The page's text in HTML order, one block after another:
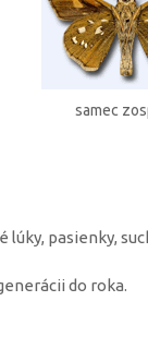
samec
lúky, pasienky,
do roka.